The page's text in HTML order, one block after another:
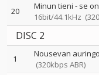
20 Minun tieni - se
16bit/44.1kHz
DISC 2
1 Nousevan
(320kbps ABR)